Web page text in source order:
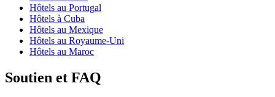
Hôtels au Portugal
Hôtels à Cuba
Hôtels au Mexique
Hôtels au Royaume-Uni
Hôtels au Maroc
Soutien et FAQ